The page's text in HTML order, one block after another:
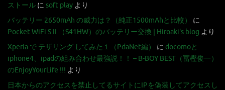
ストール に soft play より
バッテリー 2650mAh の威力は？（純正1500mAhと比較）
に
Pocket WiFi S II （S41HW）のバッテリー交換 | Hiroaki's blog より
Xperia で テザリング してみた１（PdaNet編）
に docomoと
iphone4、ipadの組み合わせ最強説！！ – B-BOY BEST（冨樫俊一）
のEnjoyYourLife !!! より
日本からのアクセスを禁止してるサイトにIPを偽装してアクセスし